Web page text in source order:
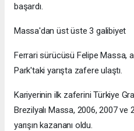
başardı.
Massa'dan üst üste 3 galibiyet
Ferrari sürücüsü Felipe Massa,
Park'taki yarışta zafere ulaştı.
Kariyerinin ilk zaferini Türkiye
Brezilyalı Massa, 2006, 2007 ve
yarışın kazananı oldu.